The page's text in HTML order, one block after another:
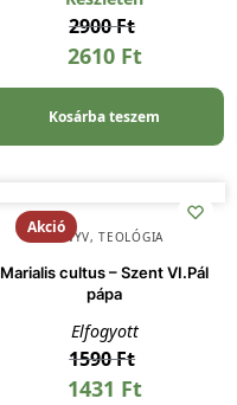
2900Ft
2610 Ft
Kosárba teszem
AkcióKÖNYV,TEOLÓGIA
Marialis cultus – Szent VI.Pál
pápa
Elfogyott
1590Ft
1431 Ft